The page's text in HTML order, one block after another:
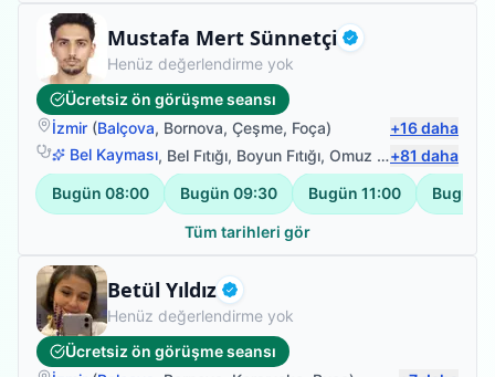
Mustafa Mert Sünnetçi Doğrulanmış
Fizyoterapist
Henüz değerlendirme yok
Ücretsiz ön görüşme seansı
İzmir (Balçova, Bornova, Çeşme, Foça) +16daha
Bel Kayması, Bel Fıtığı, Boyun Fıtığı, Omuz Bağ Yaralanması +81 daha
Bugün 08:00 Bugün 09:30 Bugün 11:00 Bugün
Tüm tarihleri gör
Betül Yıldız Doğrulanmış
Fizyoterapist
Henüz değerlendirme yok
Ücretsiz ön görüşme seansı